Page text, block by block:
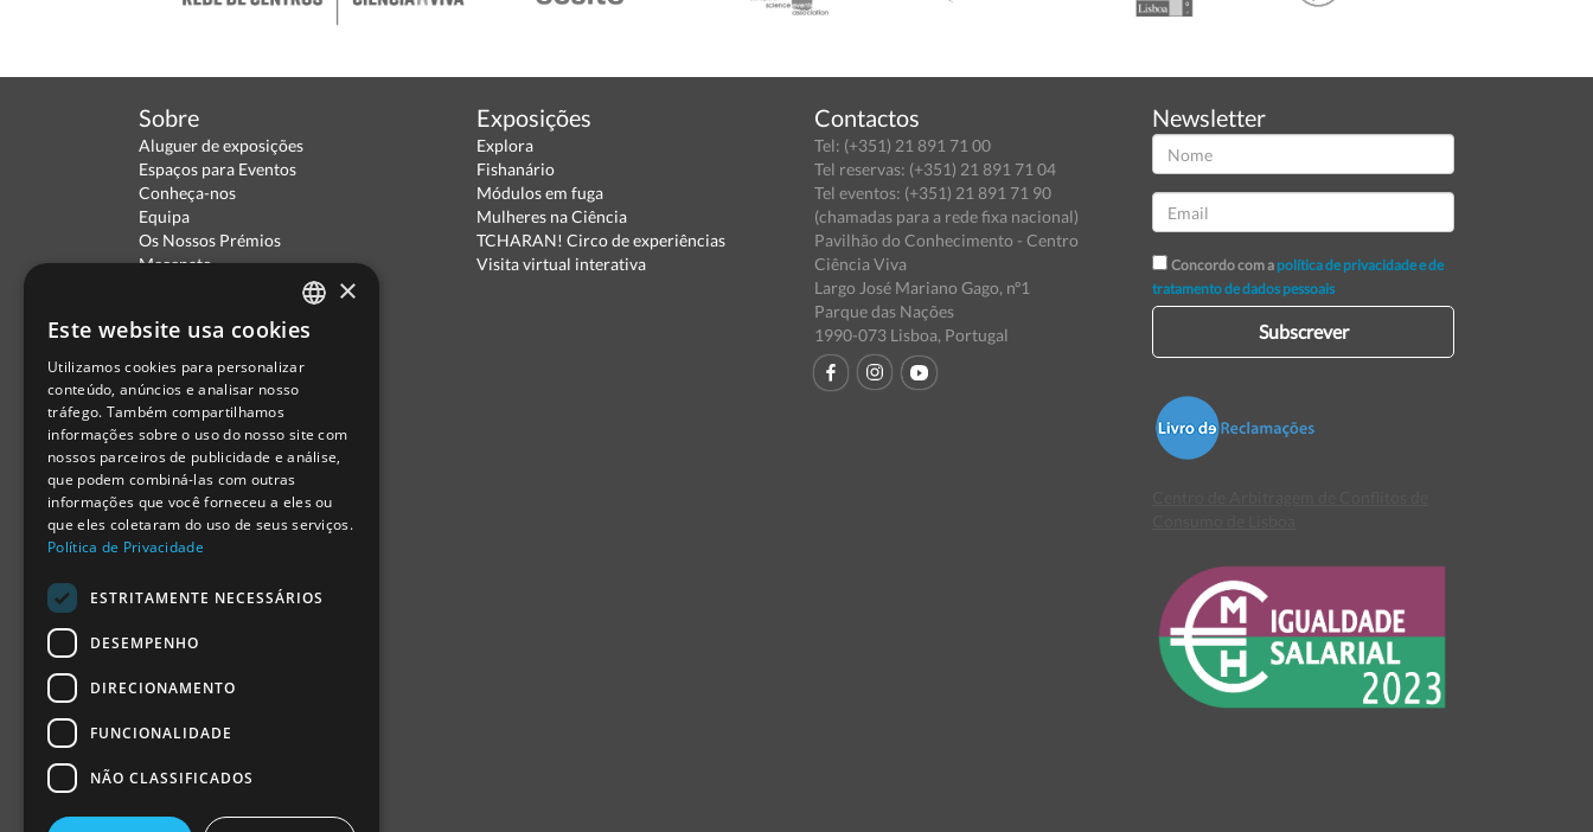
Sobre
Aluguer de exposições
Espaços para Eventos
Conheça-nos
Equipa
Os Nossos Prémios
Mecenato
Termos de Utilização
Escola Ciência Viva
Contactar
Relatório Anual RCN 2024
Relatório Intercalar RCN 2025
Exposições
Explora
Fishanário
Módulos em fuga
Mulheres na Ciência
TCHARAN! Circo de experiências
Visita virtual interativa
Contactos
Tel: (+351) 21 891 71 00
Tel reservas: (+351) 21 891 71 04
Tel eventos: (+351) 21 891 71 90
(chamadas para a rede fixa nacional)
Pavilhão do Conhecimento - Centro
Ciência Viva
Largo José Mariano Gago, nº1
Parque das Nações
1990-073 Lisboa, Portugal
Newsletter
Concordo com a política de privacidade e de
tratamento de dados pessoais
Subscrever
PORTUGUESE
ENGLISH
SPANISH
×
Este website usa cookies
Utilizamos cookies para personalizar
conteúdo, anúncios e analisar nosso
tráfego. Também compartilhamos
informações sobre o uso do nosso site com
nossos parceiros de publicidade e análise,
que podem combiná-las com outras
informações que você forneceu a eles ou
que eles coletaram do uso de seus serviços.
Política de Privacidade
ESTRITAMENTE NECESSÁRIOS
DESEMPENHO
DIRECIONAMENTO
FUNCIONALIDADE
NÃO CLASSIFICADOS